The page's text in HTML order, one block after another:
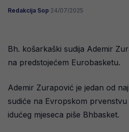
Redakcija Sop·24/07/2025
Bh. košarkaški sudija Ademir
na predstojećem Eurobasketu.
Ademir Zurapović je jedan od
sudiće na Evropskom
idućeg mjeseca piše Bhbasket.